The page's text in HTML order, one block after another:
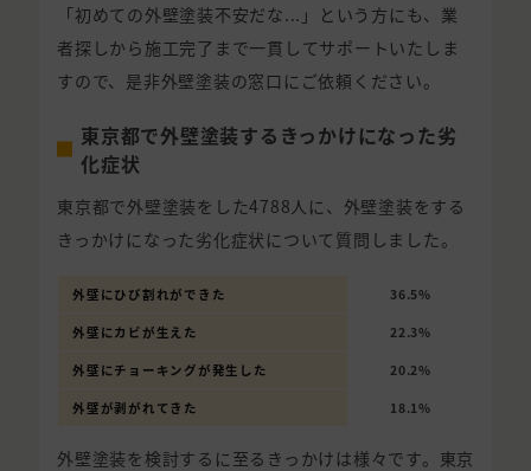
「初めての外壁塗装不安だな...」という方にも、業
者探しから施工完了まで一貫してサポートいたしま
すので、是非外壁塗装の窓口にご依頼ください。
東京都で外壁塗装するきっかけになった劣
化症状
東京都で外壁塗装をした4788人に、外壁塗装をする
きっかけになった劣化症状について質問しました。
外壁にひび割れができた 36.5%
外壁にカビが生えた 22.3%
外壁にチョーキングが発生した 20.2%
外壁が剥がれてきた 18.1%
外壁塗装を検討するに至るきっかけは様々です。東京